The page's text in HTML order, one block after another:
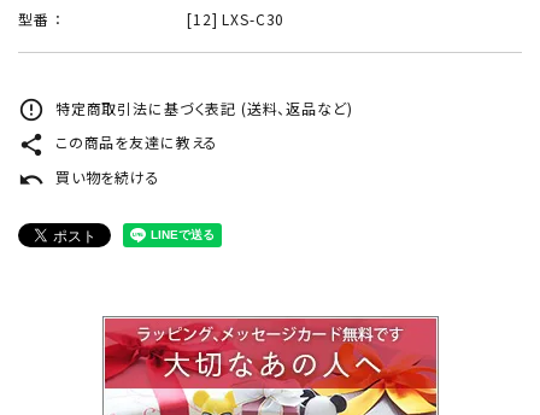
型番 ： [12] LXS-C30
error_outline 特定商取引法に基づく表記 (送料、返品など)
share この商品を友達に教える
undo 買い物を続ける